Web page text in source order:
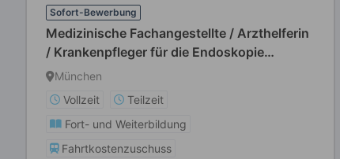
Sofort-Bewerbung
Medizinische Fachangestellte / Arzthelferin
/ Krankenpfleger für die Endoskopie
(m/w/d) - Vollzeit / Teilzeit
München
Vollzeit
Teilzeit
Fort- und Weiterbildung
Fahrtkostenzuschuss